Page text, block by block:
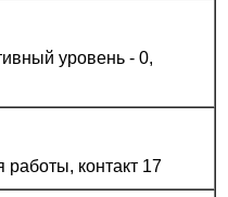
уровень - 0,
контакт 17